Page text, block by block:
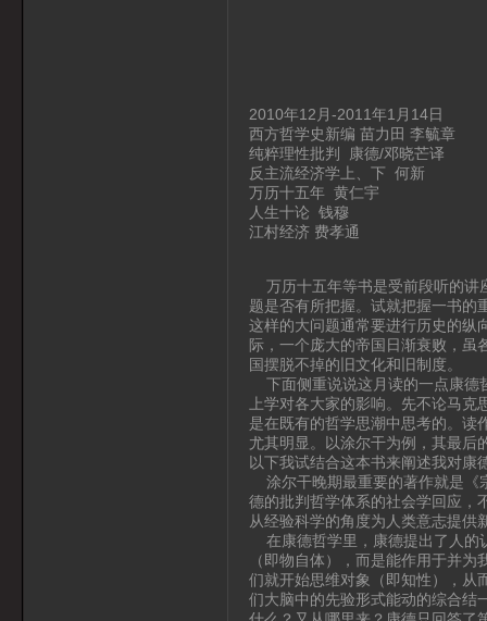
2010年12月-2011年1月14日
西方哲学史新编 苗力田 李毓章
纯粹理性批判 康德/邓晓芒译
反主流经济学上、下 何新
万历十五年 黄仁宇
人生十论 钱穆
江村经济 费孝通
万历十五年等书是受前段听的讲
题是否有所把握。试就把握一书的
这样的大问题通常要进行历史的纵
际，一个庞大的帝国日渐衰败，虽
国摆脱不掉的旧文化和旧制度。
下面侧重说说这月读的一点康德
上学对各大家的影响。先不论马
是在既有的哲学思潮中思考的。读
尤其明显。以涂尔干为例，其最后
以下我试结合这本书来阐述我对康
涂尔干晚期最重要的著作就是《
德的批判哲学体系的社会学回应，
从经验科学的角度为人类意志提供
在康德哲学里，康德提出了人的
（即物自体），而是能作用于并
们就开始思维对象（即知性），从
们大脑中的先验形式能动的综合结